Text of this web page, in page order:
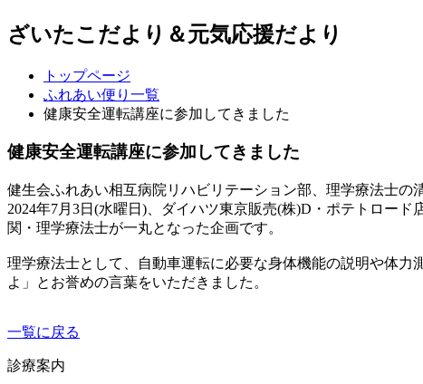
ざいたこだより＆元気応援だより
トップページ
ふれあい便り一覧
健康安全運転講座に参加してきました
健康安全運転講座に参加してきました
健生会ふれあい相互病院リハビリテーション部、理学療法士の
2024年7月3日(水曜日)、ダイハツ東京販売(株)D・ポテトロー
関・理学療法士が一丸となった企画です。
理学療法士として、自動車運転に必要な身体機能の説明や体
よ」とお誉めの言葉をいただきました。
一覧に戻る
診療案内